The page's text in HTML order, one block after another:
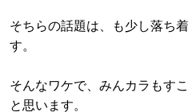
そちらの話題は、も少し落ち
す。
そんなワケで、みんカラもす
と思います。